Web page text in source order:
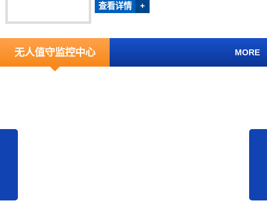
查看详情 +
无人值守监控中心 MORE